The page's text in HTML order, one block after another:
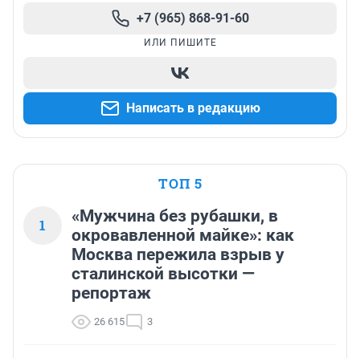
увеличилась на 1 тысячу рублей, смешно если
перевести сумму даже на 92 бензин :)
зарплату по-настоящему, а не в процентах на бумаге,
распределения сделать грамотно, деньги в медицину
уже поступают хорошие.
+7 (965) 868-91-60
ИЛИ ПИШИТЕ
Написать в редакцию
ТОП 5
1
«Мужчина без рубашки, в
окровавленной майке»: как
Москва пережила взрыв у
сталинской высотки —
репортаж
26 615 3